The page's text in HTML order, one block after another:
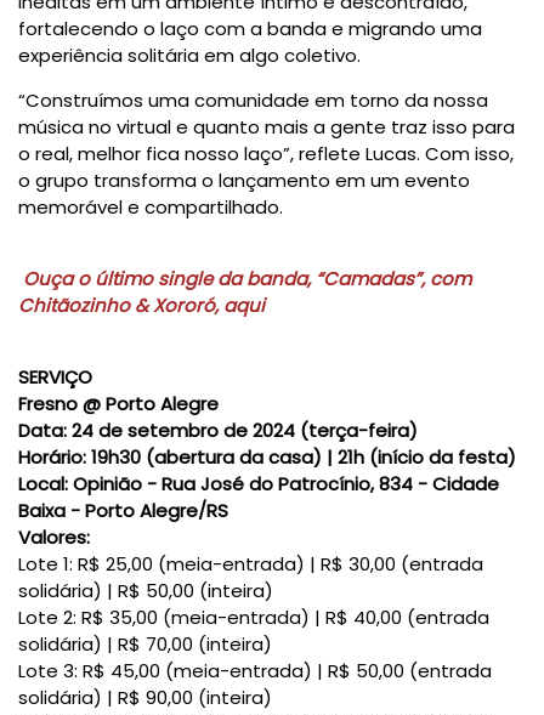
fortalecendo o laço com a banda e migrando uma
experiência solitária em algo coletivo.
“Construímos uma comunidade em torno da nossa
música no virtual e quanto mais a gente traz isso para
o real, melhor fica nosso laço”, reflete Lucas. Com isso,
o grupo transforma o lançamento em um evento
memorável e compartilhado.
Ouça o último single da banda, “Camadas”, com
Chitãozinho & Xororó, aqui
SERVIÇO
Fresno @ Porto Alegre
Data:24 de setembro de 2024 (terça-feira)
Horário:19h30 (abertura da casa) | 21h (início da festa)
Local:Opinião - Rua José do Patrocínio, 834 - Cidade
Baixa - Porto Alegre/RS
Valores:
Lote 1: R$ 25,00 (meia-entrada) | R$ 30,00 (entrada
solidária) | R$ 50,00 (inteira)
Lote 2: R$ 35,00 (meia-entrada) | R$ 40,00 (entrada
solidária) | R$ 70,00 (inteira)
Lote 3: R$ 45,00 (meia-entrada) | R$ 50,00 (entrada
solidária) | R$ 90,00 (inteira)